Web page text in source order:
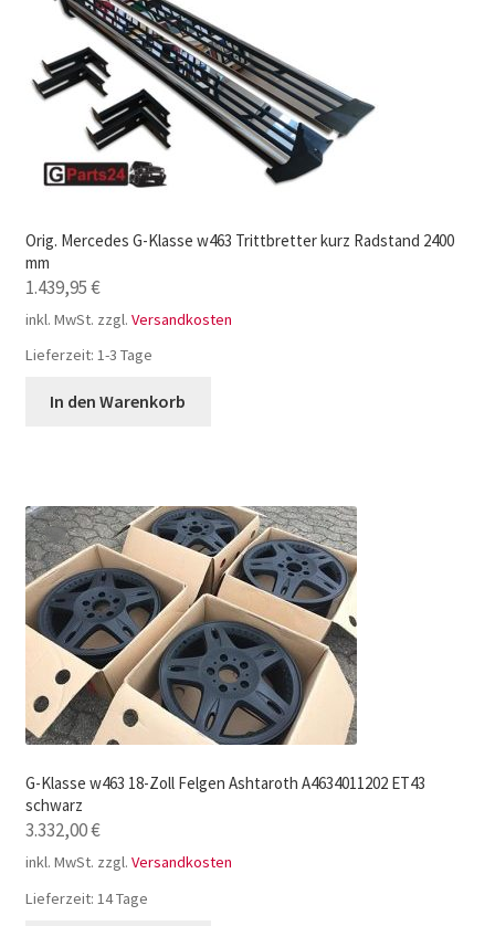
Orig. Mercedes G-Klasse w463 Trittbretter kurz Radstand 2400
mm
1.439,95€
inkl. MwSt. zzgl. Versandkosten
Lieferzeit: 1-3 Tage
In den Warenkorb
G-Klasse w463 18-Zoll Felgen Ashtaroth A4634011202 ET43
schwarz
3.332,00€
inkl. MwSt. zzgl. Versandkosten
Lieferzeit: 14 Tage